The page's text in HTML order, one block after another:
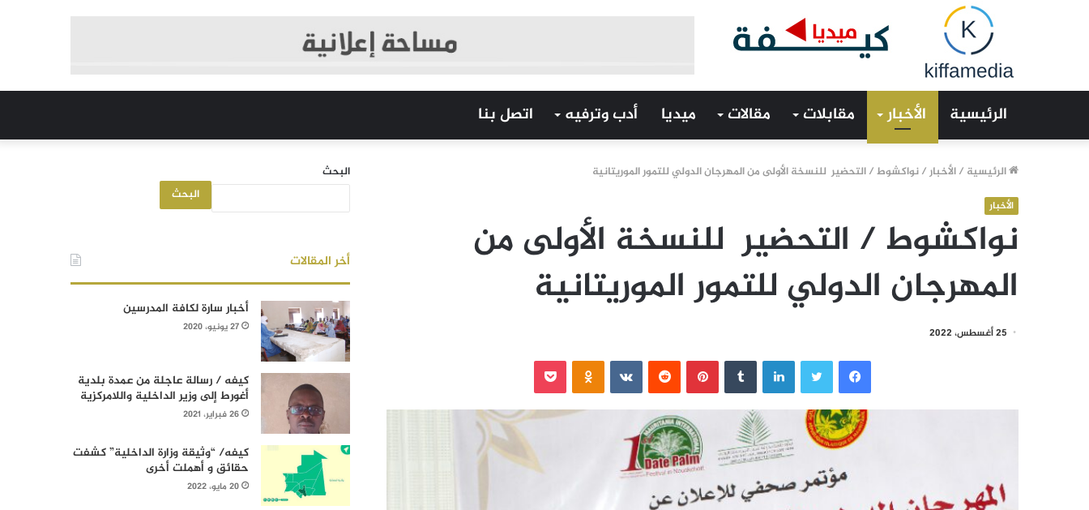
الرئيسية الأخبار مقابلات مقالات ميديا أدب وترفيه اتصل بنا
الرئيسية /الأخبار/نواكشوط / التحضير للنسخة الأولى من المهرجان الدولي للتمور الموريتانية
الأخبار
نواكشوط / التحضير للنسخة الأولى من
المهرجان الدولي للتمور الموريتانية
25 أغسطس، 2022
فيسبوك لينكدإن بينتيريست
البحث
البحث
أخر المقالات
أخبار سارة لكافة المدرسين
27 يونيو، 2020
كيفه / رسالة عاجلة من عمدة بلدية
أغورط إلى وزير الداخلية واللامركزية
26 فبراير، 2021
كيفه/ “وثيقة وزارة الداخلية” كشفت
حقائق و أهملت أخرى
20 مايو، 2022